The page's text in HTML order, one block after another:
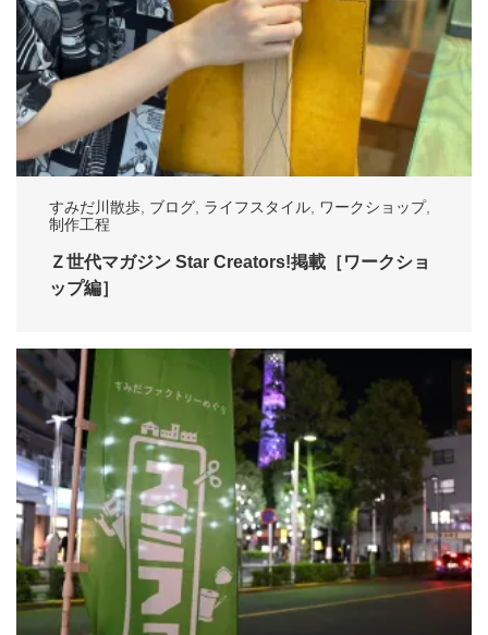
すみだ川散歩, ブログ, ライフスタイル, ワークショップ,
制作工程
Ｚ世代マガジン Star Creators!掲載［ワークショ
ップ編］